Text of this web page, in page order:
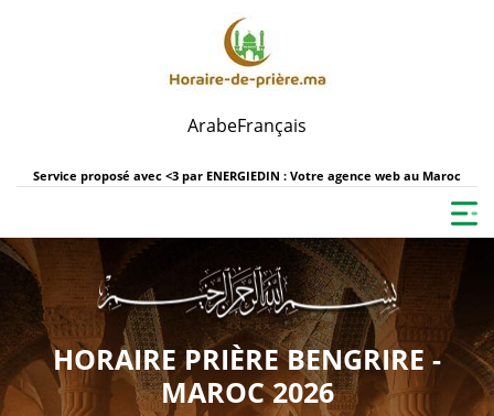
ArabeFrançais
Service proposé avec <3 par ENERGIEDIN : Votre agence web au Maroc
HORAIRE PRIÈRE BENGRIRE -
MAROC 2026